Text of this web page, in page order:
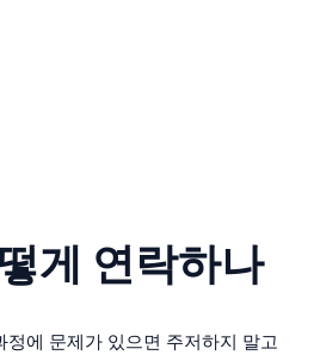
게 연락하나
정에 문제가 있으면 주저하지 말고